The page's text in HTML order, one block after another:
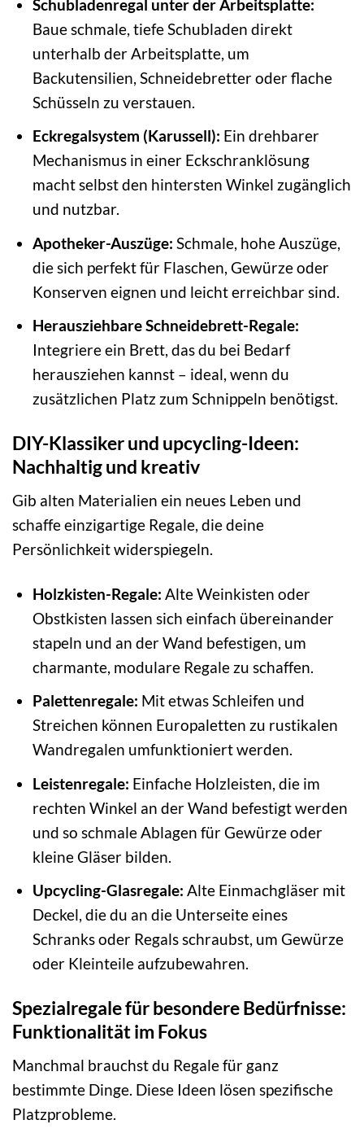
Schubladenregal unter der Arbeitsplatte:
Baue schmale, tiefe Schubladen direkt
unterhalb der Arbeitsplatte, um
Backutensilien, Schneidebretter oder flache
Schüsseln zu verstauen.
Eckregalsystem (Karussell): Ein drehbarer
Mechanismus in einer Eckschranklösung
macht selbst den hintersten Winkel zugänglich
und nutzbar.
Apotheker-Auszüge: Schmale, hohe Auszüge,
die sich perfekt für Flaschen, Gewürze oder
Konserven eignen und leicht erreichbar sind.
Herausziehbare Schneidebrett-Regale:
Integriere ein Brett, das du bei Bedarf
herausziehen kannst – ideal, wenn du
zusätzlichen Platz zum Schnippeln benötigst.
DIY-Klassiker und upcycling-Ideen:
Nachhaltig und kreativ
Gib alten Materialien ein neues Leben und
schaffe einzigartige Regale, die deine
Persönlichkeit widerspiegeln.
Holzkisten-Regale: Alte Weinkisten oder
Obstkisten lassen sich einfach übereinander
stapeln und an der Wand befestigen, um
charmante, modulare Regale zu schaffen.
Palettenregale: Mit etwas Schleifen und
Streichen können Europaletten zu rustikalen
Wandregalen umfunktioniert werden.
Leistenregale: Einfache Holzleisten, die im
rechten Winkel an der Wand befestigt werden
und so schmale Ablagen für Gewürze oder
kleine Gläser bilden.
Upcycling-Glasregale: Alte Einmachgläser mit
Deckel, die du an die Unterseite eines
Schranks oder Regals schraubst, um Gewürze
oder Kleinteile aufzubewahren.
Spezialregale für besondere Bedürfnisse:
Funktionalität im Fokus
Manchmal brauchst du Regale für ganz
bestimmte Dinge. Diese Ideen lösen spezifische
Platzprobleme.